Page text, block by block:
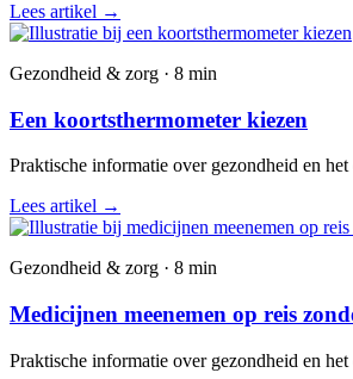
Lees artikel →
Gezondheid & zorg · 8 min
Een koortsthermometer kiezen
Praktische informatie over gezondheid en
Lees artikel →
Gezondheid & zorg · 8 min
Medicijnen meenemen op reis
Praktische informatie over gezondheid en